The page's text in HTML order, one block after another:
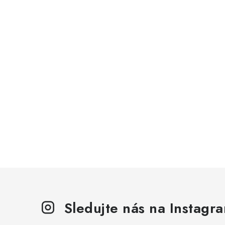
Sledujte nás na